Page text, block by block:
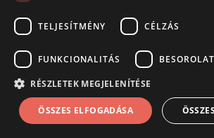
TELJESÍTMÉNY CÉLZÁS
FUNKCIONALITÁS
RÉSZLETEK MEGJELENÍTÉSE
ÖSSZES ELFOGADÁSA